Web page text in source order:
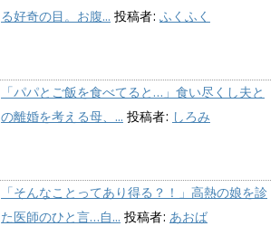
る好奇の目。お腹... 投稿者: ふくふく
「パパとご飯を食べてると…」食い尽くし夫と
の離婚を考える母、... 投稿者: しろみ
「そんなことってあり得る？！」高熱の娘を診
た医師のひと言…自... 投稿者: あおば